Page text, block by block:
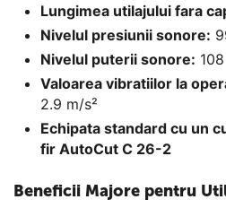
Lungimea utilajului fara
Nivelul presiunii sonore:
Nivelul puterii sonore:
Valoarea vibratiilor la
2.9 m/s²
Echipata standard cu un
fir AutoCut C 26-2
Beneficii Majore pentru